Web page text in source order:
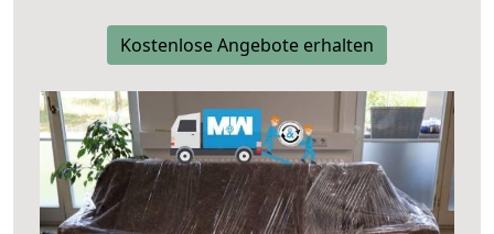
Kostenlose Angebote erhalten